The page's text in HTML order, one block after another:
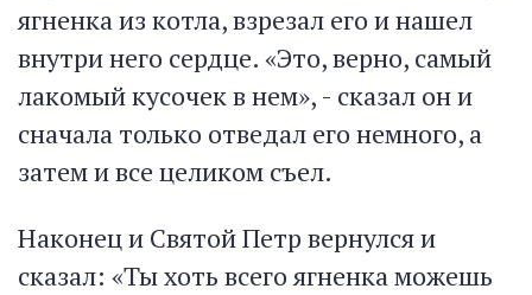
ягненка из котла, взрезал его и нашел
внутри него сердце. «Это, верно, самый
лакомый кусочек в нем», - сказал он и
сначала только отведал его немного, а
затем и все целиком съел.
Наконец и Святой Петр вернулся и
сказал: «Ты хоть всего ягненка можешь